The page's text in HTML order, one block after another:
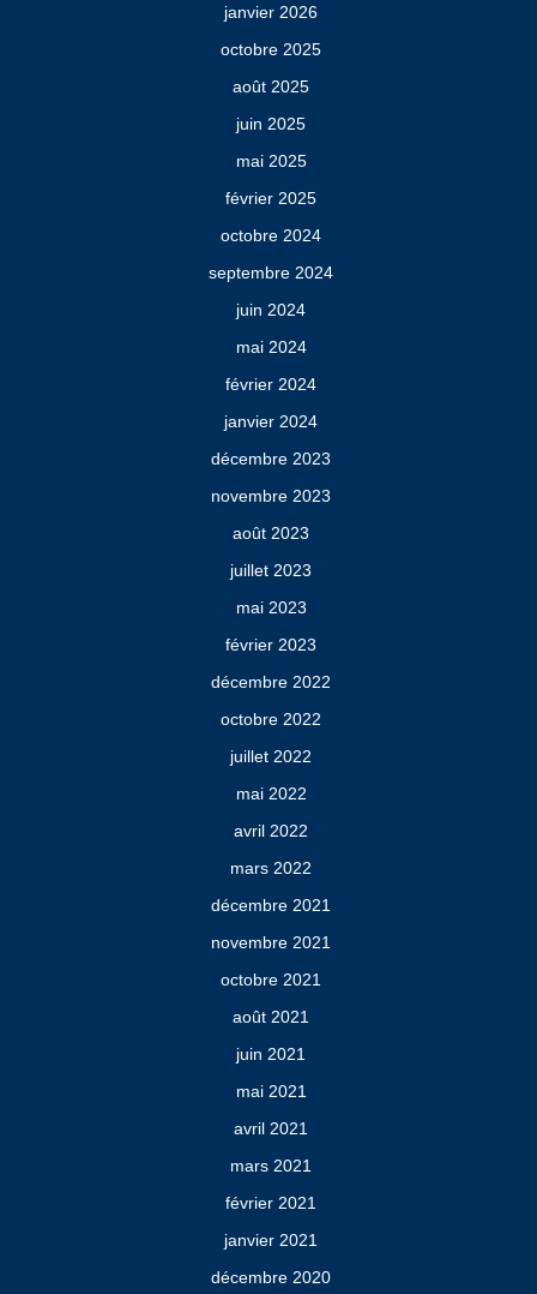
janvier 2026
octobre 2025
août 2025
juin 2025
mai 2025
février 2025
octobre 2024
septembre 2024
juin 2024
mai 2024
février 2024
janvier 2024
décembre 2023
novembre 2023
août 2023
juillet 2023
mai 2023
février 2023
décembre 2022
octobre 2022
juillet 2022
mai 2022
avril 2022
mars 2022
décembre 2021
novembre 2021
octobre 2021
août 2021
juin 2021
mai 2021
avril 2021
mars 2021
février 2021
janvier 2021
décembre 2020